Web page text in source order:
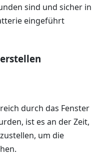
sind und sicher in
eingeführt
durch das Fenster
ist es an der Zeit,
um die